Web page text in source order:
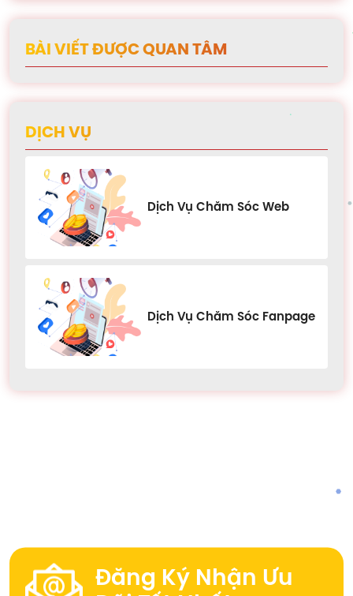
BÀI VIẾT ĐƯỢC QUAN TÂM
DỊCH VỤ
Dịch Vụ Chăm Sóc Web
Dịch Vụ Chăm Sóc Fanpage
Đăng Ký Nhận Ưu